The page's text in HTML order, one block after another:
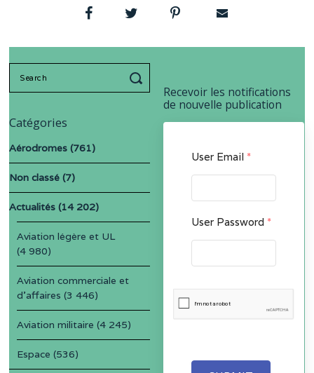
Recevoir les notifications
de nouvelle publication
User Email *
User Password *
Catégories
Aérodromes (761)
Non classé (7)
Actualités (14 202)
Aviation légère et UL
(4 980)
Aviation commerciale et
d'affaires (3 446)
Aviation militaire (4 245)
Espace (536)